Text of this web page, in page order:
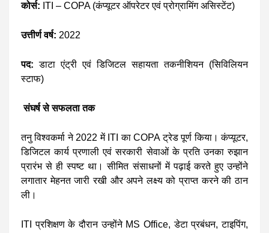
कोर्स: ITI – COPA (कंप्यूटर ऑपरेटर एवं प्रोग्रामिंग असिस्टेंट)
उत्तीर्ण वर्ष: 2022
पद: डाटा एंट्री एवं डिजिटल सहायता तकनीशियन (सिविलियन
स्टाफ)
संघर्ष से सफलता तक
तनु विश्वकर्मा ने 2022 में ITI का COPA ट्रेड पूर्ण किया। कंप्यूटर,
डिजिटल कार्य प्रणाली एवं सरकारी सेवाओं के प्रति उनका रुझान
प्रारंभ से ही स्पष्ट था। सीमित संसाधनों में पढ़ाई करते हुए उन्होंने
लगातार मेहनत जारी रखी और अपने लक्ष्य को प्राप्त करने की ठान
ली।
ITI प्रशिक्षण के दौरान उन्होंने MS Office, डेटा प्रबंधन, टाइपिंग,